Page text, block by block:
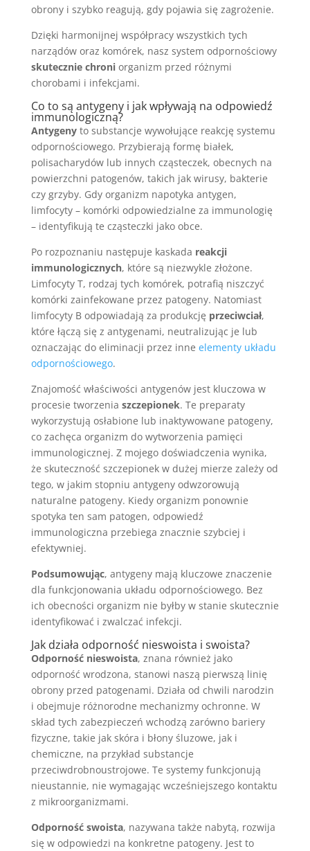
obrony i szybko reagują, gdy pojawia się zagrożenie.
Dzięki harmonijnej współpracy wszystkich tych
narządów oraz komórek, nasz system odpornościowy
skutecznie chroniorganizm przed różnymi
chorobami i infekcjami.
Co to są antygeny i jak wpływają na odpowiedź
immunologiczną?
Antygenyto substancje wywołujące reakcję systemu
odpornościowego. Przybierają formę białek,
polisacharydów lub innych cząsteczek, obecnych na
powierzchni patogenów, takich jak wirusy, bakterie
czy grzyby. Gdy organizm napotyka antygen,
limfocyty – komórki odpowiedzialne za immunologię
– identyfikują te cząsteczki jako obce.
Po rozpoznaniu następuje kaskada reakcji
immunologicznych, które są niezwykle złożone.
Limfocyty T, rodzaj tych komórek, potrafią niszczyć
komórki zainfekowane przez patogeny. Natomiast
limfocyty B odpowiadają za produkcję przeciwciał,
które łączą się z antygenami, neutralizując je lub
oznaczając do eliminacji przez inne elementy układu
odpornościowego.
Znajomość właściwości antygenów jest kluczowa w
procesie tworzenia szczepionek. Te preparaty
wykorzystują osłabione lub inaktywowane patogeny,
co zachęca organizm do wytworzenia pamięci
immunologicznej. Z mojego doświadczenia wynika,
że skuteczność szczepionek w dużej mierze zależy od
tego, w jakim stopniu antygeny odwzorowują
naturalne patogeny. Kiedy organizm ponownie
spotyka ten sam patogen, odpowiedź
immunologiczna przebiega znacznie szybciej i
efektywniej.
Podsumowując, antygeny mają kluczowe znaczenie
dla funkcjonowania układu odpornościowego. Bez
ich obecności organizm nie byłby w stanie skutecznie
identyfikować i zwalczać infekcji.
Jak działa odporność nieswoista i swoista?
Odporność nieswoista, znana również jako
odporność wrodzona, stanowi naszą pierwszą linię
obrony przed patogenami. Działa od chwili narodzin
i obejmuje różnorodne mechanizmy ochronne. W
skład tych zabezpieczeń wchodzą zarówno bariery
fizyczne, takie jak skóra i błony śluzowe, jak i
chemiczne, na przykład substancje
przeciwdrobnoustrojowe. Te systemy funkcjonują
nieustannie, nie wymagając wcześniejszego kontaktu
z mikroorganizmami.
Odporność swoista, nazywana także nabytą, rozwija
się w odpowiedzi na konkretne patogeny. Jest to